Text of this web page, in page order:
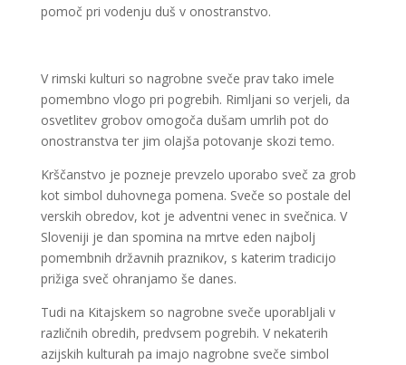
pomoč pri vodenju duš v onostranstvo.
V rimski kulturi so nagrobne sveče prav tako imele
pomembno vlogo pri pogrebih. Rimljani so verjeli, da
osvetlitev grobov omogoča dušam umrlih pot do
onostranstva ter jim olajša potovanje skozi temo.
Krščanstvo je pozneje prevzelo uporabo sveč za grob
kot simbol duhovnega pomena. Sveče so postale del
verskih obredov, kot je adventni venec in svečnica. V
Sloveniji je dan spomina na mrtve eden najbolj
pomembnih državnih praznikov, s katerim tradicijo
prižiga sveč ohranjamo še danes.
Tudi na Kitajskem so nagrobne sveče uporabljali v
različnih obredih, predvsem pogrebih. V nekaterih
azijskih kulturah pa imajo nagrobne sveče simbol